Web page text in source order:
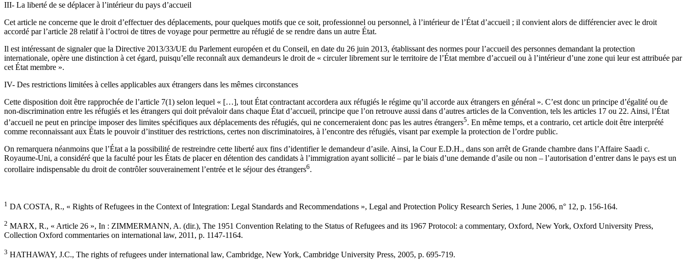
III- La liberté de se déplacer à l’intérieur du pays d’accueil
Cet article ne concerne que le droit d’effectuer des déplacements, pour quelques motifs que ce soit, professionnel ou personnel, à l’intérieur de l’État d’accueil ; il convient alors de différencier avec le droit
accordé par l’article 28 relatif à l’octroi de titres de voyage pour permettre au réfugié de se rendre dans un autre État.
Il est intéressant de signaler que la Directive 2013/33/UE du Parlement européen et du Conseil, en date du 26 juin 2013, établissant des normes pour l’accueil des personnes demandant la protection
internationale, opère une distinction à cet égard, puisqu’elle reconnaît aux demandeurs le droit de « circuler librement sur le territoire de l’État membre d’accueil ou à l’intérieur d’une zone qui leur est attribuée par
cet État membre ».
IV- Des restrictions limitées à celles applicables aux étrangers dans les mêmes circonstances
Cette disposition doit être rapprochée de l’article 7(1) selon lequel « […], tout État contractant accordera aux réfugiés le régime qu’il accorde aux étrangers en général ». C’est donc un principe d’égalité ou de
non-discrimination entre les réfugiés et les étrangers qui doit prévaloir dans chaque État d’accueil, principe que l’on retrouve aussi dans d’autres articles de la Convention, tels les articles 17 ou 22. Ainsi, l’État
d’accueil ne peut en principe imposer des limites spécifiques aux déplacements des réfugiés, qui ne concerneraient donc pas les autres étrangers5. En même temps, et a contrario, cet article doit être interprété
comme reconnaissant aux États le pouvoir d’instituer des restrictions, certes non discriminatoires, à l’encontre des réfugiés, visant par exemple la protection de l’ordre public.
On remarquera néanmoins que l’État a la possibilité de restreindre cette liberté aux fins d’identifier le demandeur d’asile. Ainsi, la Cour E.D.H., dans son arrêt de Grande chambre dans l’Affaire Saadi c.
Royaume-Uni, a considéré que la faculté pour les États de placer en détention des candidats à l’immigration ayant sollicité – par le biais d’une demande d’asile ou non – l’autorisation d’entrer dans le pays est un
corollaire indispensable du droit de contrôler souverainement l’entrée et le séjour des étrangers6.
1 DA COSTA, R., « Rights of Refugees in the Context of Integration: Legal Standards and Recommendations », Legal and Protection Policy Research Series, 1 June 2006, n° 12, p. 156-164.
2 MARX, R., « Article 26 », In : ZIMMERMANN, A. (dir.), The 1951 Convention Relating to the Status of Refugees and its 1967 Protocol: a commentary, Oxford, New York, Oxford University Press,
Collection Oxford commentaries on international law, 2011, p. 1147-1164.
3 HATHAWAY, J.C., The rights of refugees under international law, Cambridge, New York, Cambridge University Press, 2005, p. 695-719.